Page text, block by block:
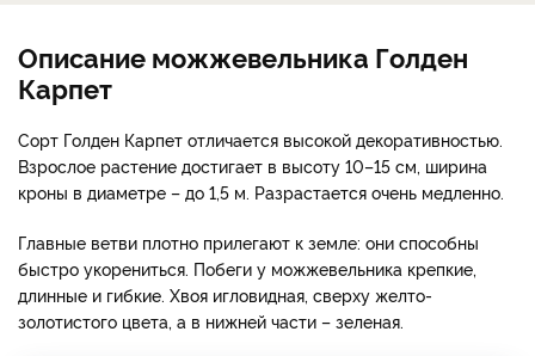
Описание можжевельника Голден
Карпет
Сорт Голден Карпет отличается высокой декоративностью.
Взрослое растение достигает в высоту 10–15 см, ширина
кроны в диаметре – до 1,5 м. Разрастается очень медленно.
Главные ветви плотно прилегают к земле: они способны
быстро укорениться. Побеги у можжевельника крепкие,
длинные и гибкие. Хвоя игловидная, сверху желто-
золотистого цвета, а в нижней части – зеленая.